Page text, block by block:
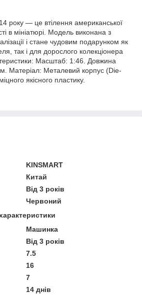
року — це втілення американської
в мініатюрі. Модель виконана з
і стане чудовим подарунком як
так і для дорослого колекціонера
Масштаб: 1:46. Довжина
Матеріал: Металевий корпус (Die-
якісного пластику.
KINSMART
Китай
Від 3 років
Червоний
Машинка
Від 3 років
7.5
16
7
14 днів